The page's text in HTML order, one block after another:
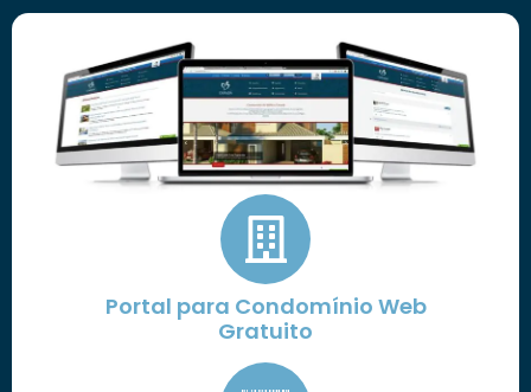
Portal para Condomínio Web
Gratuito